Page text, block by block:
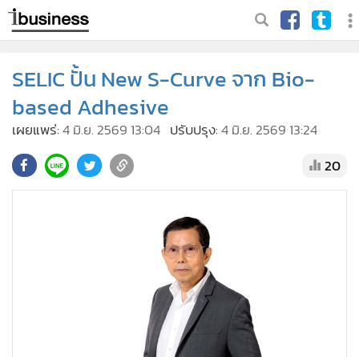
SELIC ปั้น New S-Curve จาก Bio-
based Adhesive
เผยแพร่:4 มิ.ย. 2569 13:04 ปรับปรุง:4 มิ.ย. 2569 13:24
20